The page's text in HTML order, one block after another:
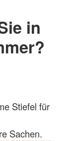
in
Stiefel für
Sachen.